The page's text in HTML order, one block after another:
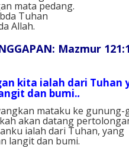
mata pedang.
Tuhan
Allah.
Mazmur
kita ialah dari Tuhan
dan bumi..
mataku ke gunung-
akan datang
ialah dari Tuhan, yang
langit dan bumi.